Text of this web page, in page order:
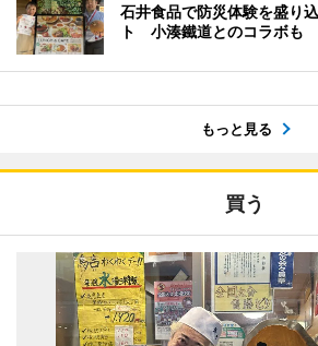
石井食品で防災体験を盛り
ト 小湊鐵道とのコラボも
もっと見る
買う